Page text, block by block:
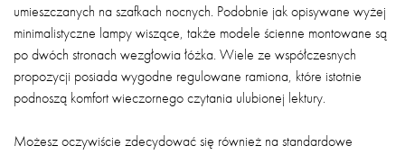
umieszczanych na szafkach nocnych. Podobnie jak opisywane wyżej
minimalistyczne lampy wiszące, także modele ścienne montowane są
po dwóch stronach wezgłowia łóżka. Wiele ze współczesnych
propozycji posiada wygodne regulowane ramiona, które istotnie
podnoszą komfort wieczornego czytania ulubionej lektury.
Możesz oczywiście zdecydować się również na standardowe